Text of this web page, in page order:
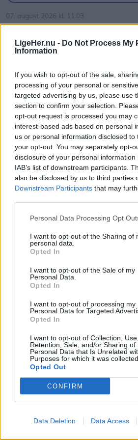
LigeHer.nu - Do Not Process My
Information
If you wish to opt-out of the sale,
processing of your personal or
targeted advertising by us, please use
section to confirm your selection.
opt-out request is processed you may
interest-based ads based on personal
us or personal information disclosed
your opt-out. You may separately opt-
disclosure of your personal
IAB’s list of downstream participants.
also be disclosed by us to third parties
Downstream Participants that may
Personal Data Processing Opt
I want to opt-out of the Sharing of
personal data.
Opted In
I want to opt-out of the Sale of my
Personal Data.
Opted In
I want to opt-out of processing my
Personal Data for Targeted
Opted In
I want to opt-out of Collection, Use,
Retention, Sale, and/or Sharing of
Personal Data that Is Unrelated
Purposes for which it was collected.
Opted Out
CONFIRM
Data Deletion Data Access
Frederikshavn.
07. august 2026 kl. 11.03
Strand endnu en gang til en af
Blokhus inviterer til Blokhus
20 nøje udvalgte fly lander
sandstrand, hvor publikum
historiske veteranfly og
moderne flytyper.
Det skriver Destination Blokhus
pressemeddelelse.
Med Vesterhavet på den ene
klitter på den anden danner
en oplevelse, der år efter år
besøgende.
Kun de mest erfarne piloter
Vis mere
Kategorier
Events
Mennesker
Shopping
Mad & drikke